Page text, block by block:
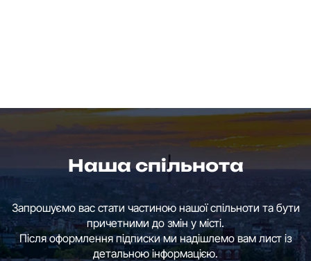
Наша спільнота
Запрошуємо вас стати частиною нашої спільноти та бути
причетними до змін у місті.
Після оформлення підписки ми надішлемо вам лист із
детальною інформацією.